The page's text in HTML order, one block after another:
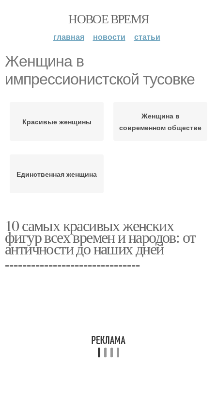
НОВОЕ ВРЕМЯ
главная новости статьи
Женщина в
импрессионистской тусовке
Красивые женщины
Женщина в
современном обществе
Единственная женщина
10 самых красивых женских
фигур всех времен и народов: от
античности до наших дней
===============================